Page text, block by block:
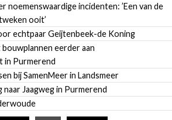
noemenswaardige incidenten: ’Een van de
ooit’
echtpaar Geijtenbeek-de Koning
eerder aan
in Purmerend
bij SamenMeer in Landsmeer
Jaagweg in Purmerend